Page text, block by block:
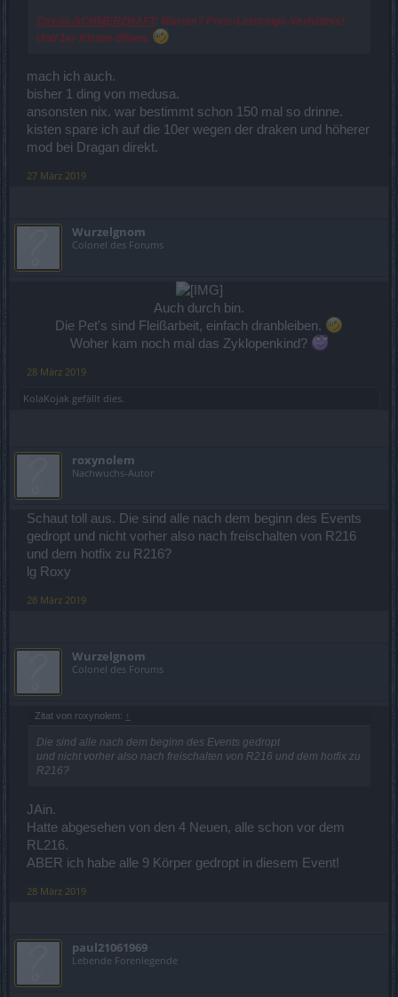
Circus-SCHMERZHAFT: Warum? Preis-Leistungs-Verhältnis!
Und 1er Kisten öffnen.
mach ich auch.
bisher 1 ding von medusa.
ansonsten nix. war bestimmt schon 150 mal so drinne.
kisten spare ich auf die 10er wegen der draken und höherer
mod bei Dragan direkt.
27 März 2019
Wurzelgnom
Colonel des Forums
Auch durch bin.
Die Pet's sind Fleißarbeit, einfach dranbleiben.
Woher kam noch mal das Zyklopenkind?
28 März 2019
KolaKojak gefällt dies.
roxynolem
Nachwuchs-Autor
Schaut toll aus. Die sind alle nach dem beginn des Events
gedropt und nicht vorher also nach freischalten von R216
und dem hotfix zu R216?
lg Roxy
28 März 2019
Wurzelgnom
Colonel des Forums
Zitat von roxynolem: ↑
Die sind alle nach dem beginn des Events gedropt
und nicht vorher also nach freischalten von R216 und dem hotfix zu
R216?
JAin.
Hatte abgesehen von den 4 Neuen, alle schon vor dem
RL216.
ABER ich habe alle 9 Körper gedropt in diesem Event!
28 März 2019
paul21061969
Lebende Forenlegende